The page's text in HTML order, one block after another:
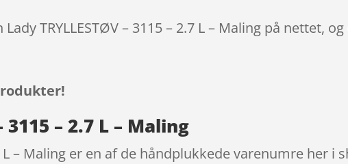
TRYLLESTØV – 3115 – 2.7 L – Maling på nettet,
3115 – 2.7 L – Maling
L – Maling er en af de håndplukkede varenumre her i